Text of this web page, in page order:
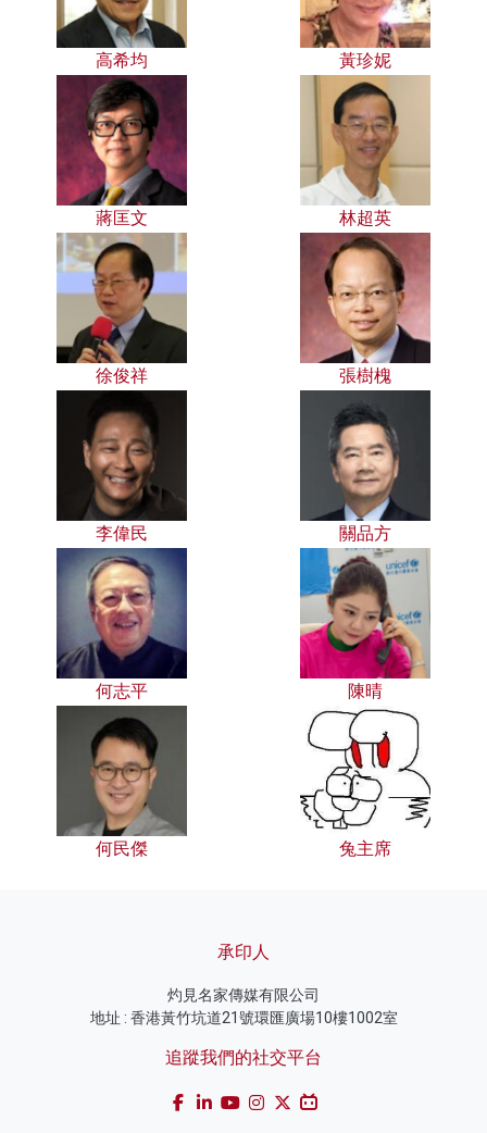
高希均 黃珍妮
蔣匡文 林超英
徐俊祥 張樹槐
李偉民 關品方
何志平 陳晴
何民傑 兔主席
承印人
灼見名家傳媒有限公司
地址 : 香港黃竹坑道21號環匯廣場10樓1002室
追蹤我們的社交平台